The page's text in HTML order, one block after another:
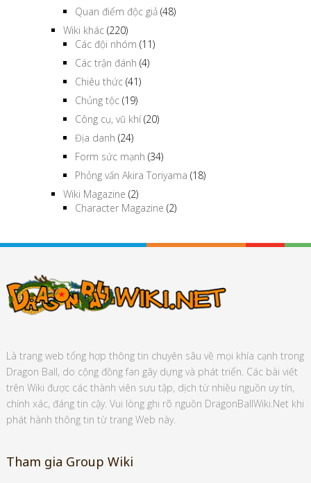
Quan điểm độc giả (48)
Wiki khác (220)
Các đội nhóm (11)
Các trận đánh (4)
Chiêu thức (41)
Chủng tộc (19)
Công cụ, vũ khí(20)
Địa danh (24)
Form sức mạnh (34)
Phỏng vấn Akira Toriyama (18)
Wiki Magazine (2)
Character Magazine (2)
Là trang web tổng hợp thông tin chuyên sâu về mọi khía cạnh trong
Dragon Ball, do cộng đồng fan gây dựng và phát triển. Các bài viết
trên Wiki được các thành viên sưu tập, dịch từ nhiều nguồn uy tín,
chính xác, đáng tin cậy. Vui lòng ghi rõ nguồn DragonBallWiki.Net khi
phát hành thông tin từ trang Web này.
Tham gia Group Wiki